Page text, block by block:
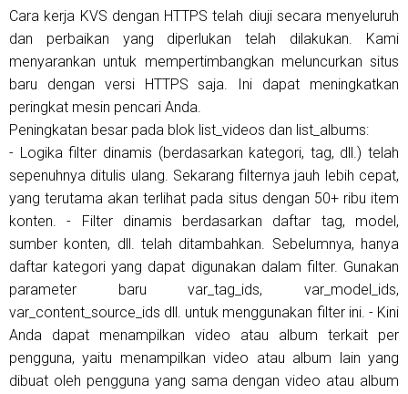
Cara kerja KVS dengan HTTPS telah diuji secara menyeluruh
dan perbaikan yang diperlukan telah dilakukan. Kami
menyarankan untuk mempertimbangkan meluncurkan situs
baru dengan versi HTTPS saja. Ini dapat meningkatkan
peringkat mesin pencari Anda.
Peningkatan besar pada blok list_videos dan list_albums:
- Logika filter dinamis (berdasarkan kategori, tag, dll.) telah
sepenuhnya ditulis ulang. Sekarang filternya jauh lebih cepat,
yang terutama akan terlihat pada situs dengan 50+ ribu item
konten. - Filter dinamis berdasarkan daftar tag, model,
sumber konten, dll. telah ditambahkan. Sebelumnya, hanya
daftar kategori yang dapat digunakan dalam filter. Gunakan
parameter baru var_tag_ids, var_model_ids,
var_content_source_ids dll. untuk menggunakan filter ini. - Kini
Anda dapat menampilkan video atau album terkait per
pengguna, yaitu menampilkan video atau album lain yang
dibuat oleh pengguna yang sama dengan video atau album